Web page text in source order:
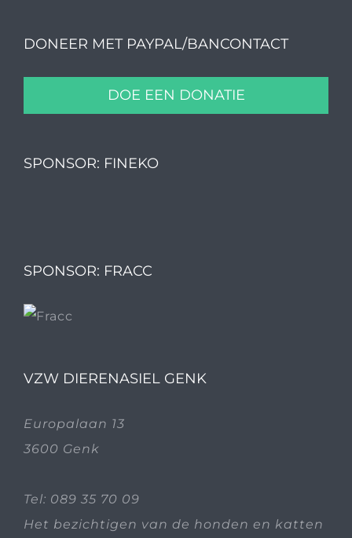
DONEER MET PAYPAL/BANCONTACT
DOE EEN DONATIE
SPONSOR: FINEKO
SPONSOR: FRACC
VZW DIERENASIEL GENK
Europalaan 13
3600 Genk
Tel: 089 35 70 09
Het bezichtigen van de honden en katten